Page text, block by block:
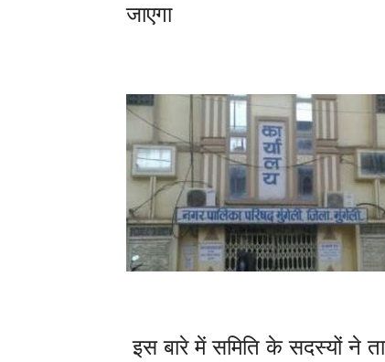
जाएगा
इस बारे में समिति के सदस्यों ने